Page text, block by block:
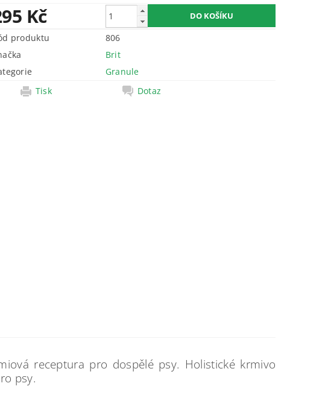
Kč
produktu
806
Brit
Granule
Tisk
Dotaz
receptura pro dospělé psy. Holistické krmivo
psy.